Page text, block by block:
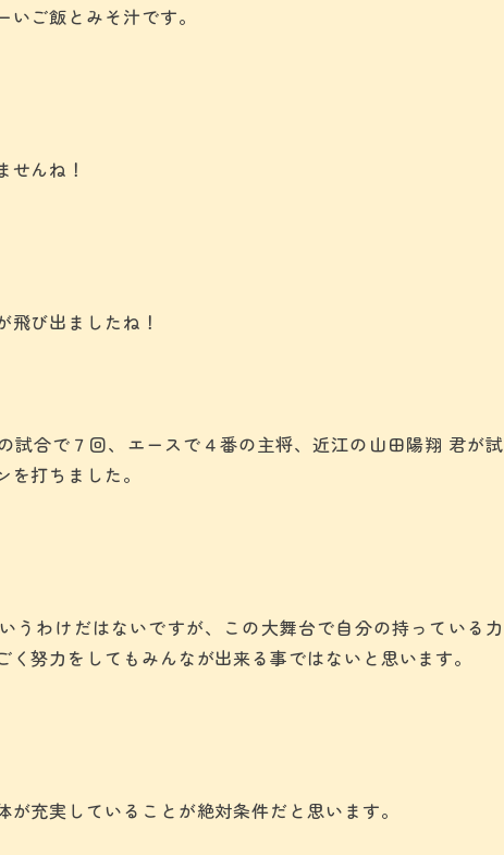
ご飯とみそ汁です。
せんね！
び出ましたね！
試合で７回、エースで４番の主将、近江の山田陽翔 君が試
打ちました。
うわけだはないですが、この大舞台で自分の持っている力
努力をしてもみんなが出来る事ではないと思います。
充実していることが絶対条件だと思います。